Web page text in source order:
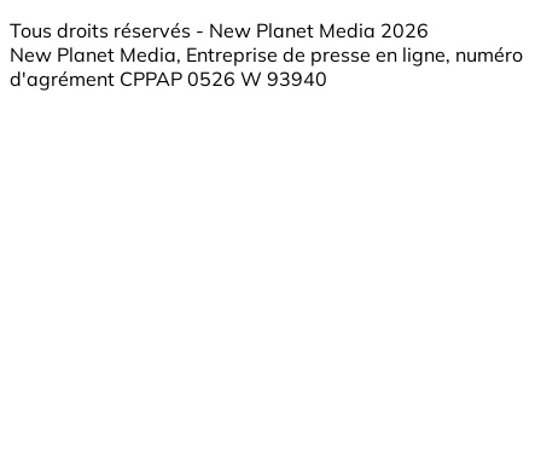
Tous droits réservés - New Planet Media 2026
New Planet Media, Entreprise de presse en ligne, numéro
d'agrément CPPAP 0526 W 93940